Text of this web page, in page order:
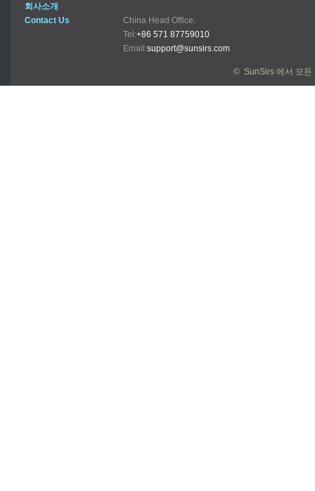
회사소개
Contact Us
China Head Office:
Tel:+86 571 87759010
Email:support@sunsirs.com
© SunSirs 에서 모